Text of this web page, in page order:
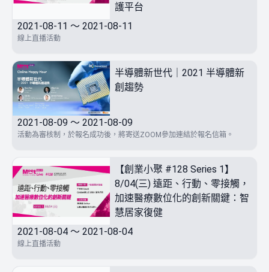
護平台
2021-08-11 ～ 2021-08-11
線上直播活動
半導體新世代｜2021 半導體新
創趨勢
2021-08-09 ～ 2021-08-09
活動為審核制，於報名成功後，將寄送ZOOM參加連結於報名信箱。
【創業小聚 #128 Series 1】
8/04(三) 遠距、行動、零接觸，
加速醫療數位化的創新關鍵：智
慧居家復健
2021-08-04 ～ 2021-08-04
線上直播活動